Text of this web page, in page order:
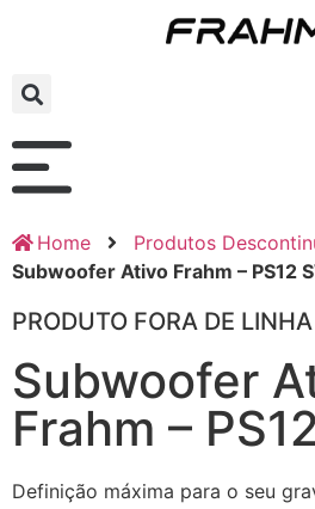
Home
Produtos
Subwoofer Ativo Frahm – PS12
PRODUTO FORA DE LINHA
Subwoofer
Frahm –
Definição máxima para o seu